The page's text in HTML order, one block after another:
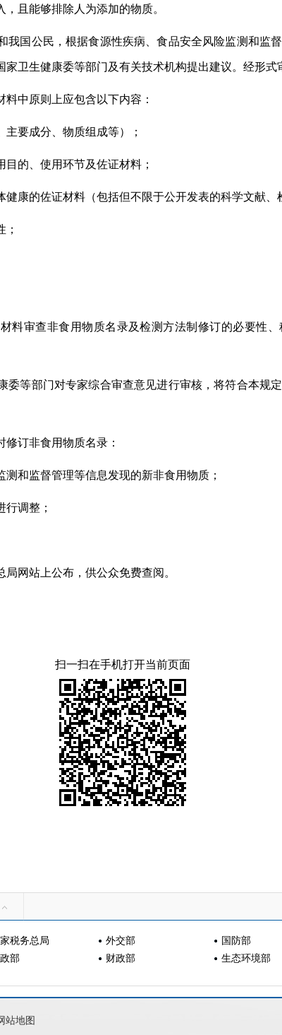
，且能够排除人为添加的物质。
国公民，根据食源性疾病、食品安全风险监测和监
卫生健康委等部门及有关技术机构提出建议。经形式
中原则上应包含以下内容：
主要成分、物质组成等）；
目的、使用环节及佐证材料；
健康的佐证材料（包括但不限于公开发表的科学文献、
；
审查非食用物质名录及检测方法制修订的必要性
等部门对专家综合审查意见进行审核，将符合本规
订非食用物质名录：
测和监督管理等信息发现的新非食用物质；
行调整；
网站上公布，供公众免费查阅。
扫一扫在手机打开当前页面
家税务总局 外交部 国防部
部 财政部 生态环境部
站地图